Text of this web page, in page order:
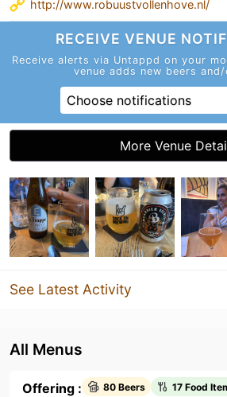
http://www.robuustvollenhove.nl/
RECEIVE VENUE
Receive alerts via Untappd on your
venue adds new beers
Choose notifications
More Venue
See Latest Activity
All Menus
Offering : 80 Beers 17 Food